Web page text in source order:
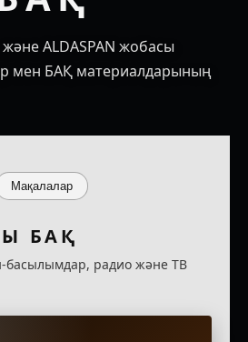
ALDASPAN жобасы
мен БАҚ материалдарының
Мақалалар
БАҚ
басылымдар, радио және ТВ